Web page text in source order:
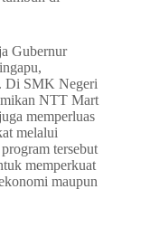
Gubernur
Di SMK Negeri
NTT Mart
memperluas
melalui
tersebut
memperkuat
maupun